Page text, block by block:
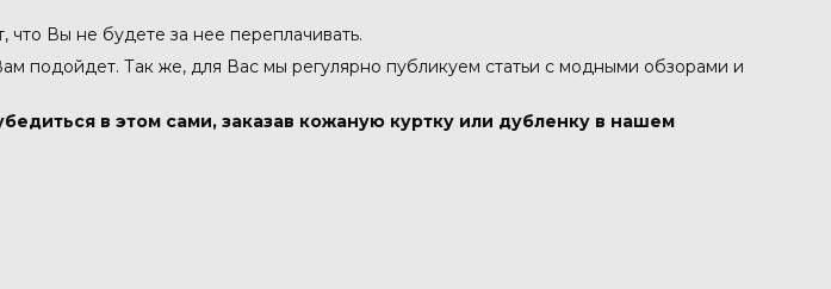
что Вы не будете за нее переплачивать.
подойдет. Так же, для Вас мы регулярно публикуем статьи с модными обзорами и
в этом сами, заказав кожаную куртку или дубленку в нашем